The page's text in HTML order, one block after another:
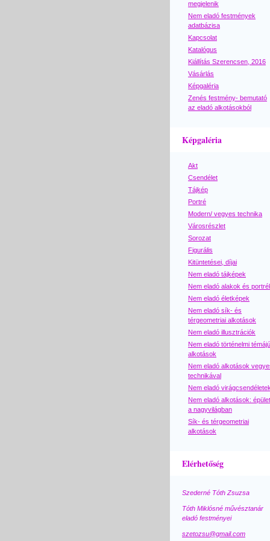
megjelenik
Nem eladó festmények
adatbázisa
Kapcsolat
Katalógus
Kiállítás Szerencsen, 2016
Vásárlás
Képgaléria
Zenés festmény- bemutató
az eladó alkotásokból
Képgaléria
Akt
Csendélet
Tájkép
Portré
Modern/ vegyes technika
Városrészlet
Sorozat
Figurális
Kitüntetései, díjai
Nem eladó tájképek
Nem eladó alakok és
Nem eladó életképek
Nem eladó sík- és
térgeometriai alkotások
Nem eladó illusztrációk
Nem eladó történelmi témájú
alkotások
Nem eladó alkotások
technikával
Nem eladó virágcsendéletek
Nem eladó alkotások:
a nagyvilágban
Sík- és térgeometriai
alkotások
Elérhetőség
Szederné Tóth Zsuzsa
Tóth Miklósné művésztanár
eladó festményei
szetozsu@gmail.com